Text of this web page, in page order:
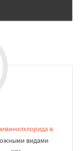
в
видами